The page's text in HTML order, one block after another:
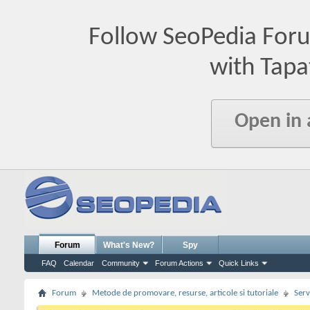
Follow SeoPedia
with
Open in
Forum
FAQ Calendar Community Forum Actions Quick Links
What's New? Spy
Forum Metode de promovare, resurse, articole si tutoriale